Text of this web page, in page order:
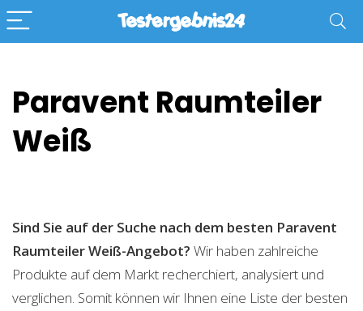
Paravent Raumteiler
Weiß
Sind Sie auf der Suche nach dem besten Paravent
Raumteiler Weiß-Angebot? Wir haben zahlreiche
Produkte auf dem Markt recherchiert, analysiert und
verglichen. Somit können wir Ihnen eine Liste der besten